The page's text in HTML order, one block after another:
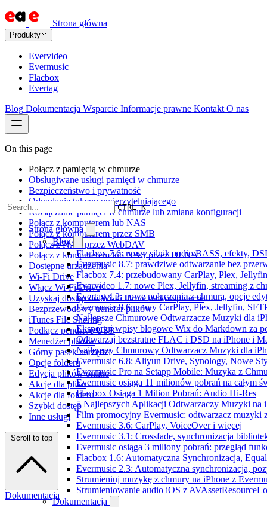
Strona główna
Produkty
Evervideo
Evermusic
Flacbox
Evertag
Blog Dokumentacja Wsparcie Informacje prawne Kontakt O nas
CTRL K
Strona główna
Blog
Flacbox 7.6: nowy silnik audio BASS, efekty,
Evermusic 8.7: prawdziwe odtwarzanie bez
Flacbox 7.4: przebudowany CarPlay, Plex,
Evervideo 1.7: nowe Plex, Jellyfin, streaming z
Evertag 4.2: nowe połączenia z chmurą, opcje
Evermusic 8.6: nowy CarPlay, Plex, Jellyfin,
Najlepsze Chmurowe Odtwarzacze Muzyki dla
Eksportuj wpisy blogowe Wix do Markdown za
Odtwarzaj bezstratne FLAC i DSD na iPhone i
Najlepszy Chmurowy Odtwarzacz Muzyki dla
Evermusic 6.8: Aliyun Drive, Synology, Nowe
Evermusic Pro na Setapp Mobile: Muzyka z
Evermusic osiąga 11 milionów pobrań na całym
Flacbox Osiąga 1 Milion Pobrań: Audio Hi-Res
5 Najlepszych Aplikacji Odtwarzaczy Muzyki na
Film promocyjny Evermusic: odtwarzacz muzyki
Evermusic 3.6: CarPlay, VoiceOver i więcej
Evermusic 3.1: Crossfade, synchronizacja
Evermusic osiąga 3 miliony pobrań: przegląd
Flacbox 1.6: Automatyczna Synchronizacja,
Evermusic 2.3: Automatyczna synchronizacja,
Strumieniuj muzykę z chmury na iPhone z
Strumieniowanie audio iOS z
Dokumentacja
On this page
Połącz z pamięcią w chmurze
Obsługiwane usługi pamięci w chmurze
Bezpieczeństwo i prywatność
Odwołanie tokenu uwierzytelniającego
Rozłączanie pamięci w chmurze lub zmiana konfiguracji
Połącz z komputerem lub NAS
Połącz z komputerem przez SMB
Połącz z NAS przez WebDAV
Połącz z komputerem lub NAS przez DLNA
Dostępne urządzenia
Wi-Fi Drive
Włącz Wi-Fi Drive
Uzyskaj dostęp do Wi-Fi Drive na komputerze
Bezprzewodowy transfer plików
iTunes File Sharing
Podłącz pendrive USB
Menedżer plików
Górny pasek narzędzi
Opcje folderu
Edycja plików online
Akcje dla pliku
Akcje dla folderu
Szybki dostęp
Inne usługi
Scroll to top
Dokumentacja